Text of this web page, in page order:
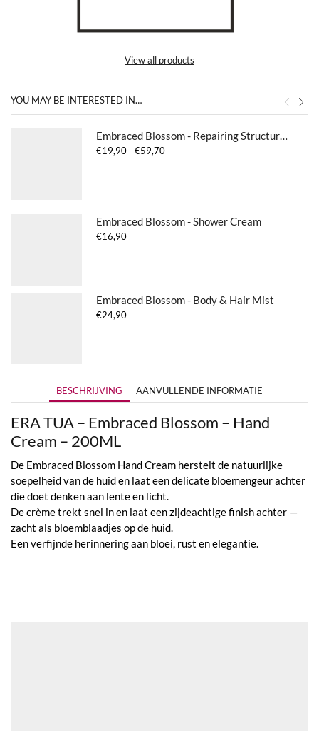
View all products
YOU MAY BE INTERESTED IN…
€19,90- €59,70Prijsklasse:
Embraced Blossom - Shower Cream
€16,90
Embraced Blossom - Body & Hair Mist
€24,90
BESCHRIJVING AANVULLENDE INFORMATIE
ERA TUA – Embraced Blossom – Hand
Cream – 200ML
De Embraced Blossom Hand Cream herstelt de natuurlijke
soepelheid van de huid en laat een delicate bloemengeur achter
die doet denken aan lente en licht.
De crème trekt snel in en laat een zijdeachtige finish achter —
zacht als bloemblaadjes op de huid.
Een verfijnde herinnering aan bloei, rust en elegantie.